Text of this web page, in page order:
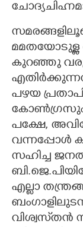
കുറഞ്ഞു
പഴയ
പക്ഷേ,​
വന്നപ്പോൾ
സഹിച്ച
എല്ലാ
വിശ്വസ്‌തൻ